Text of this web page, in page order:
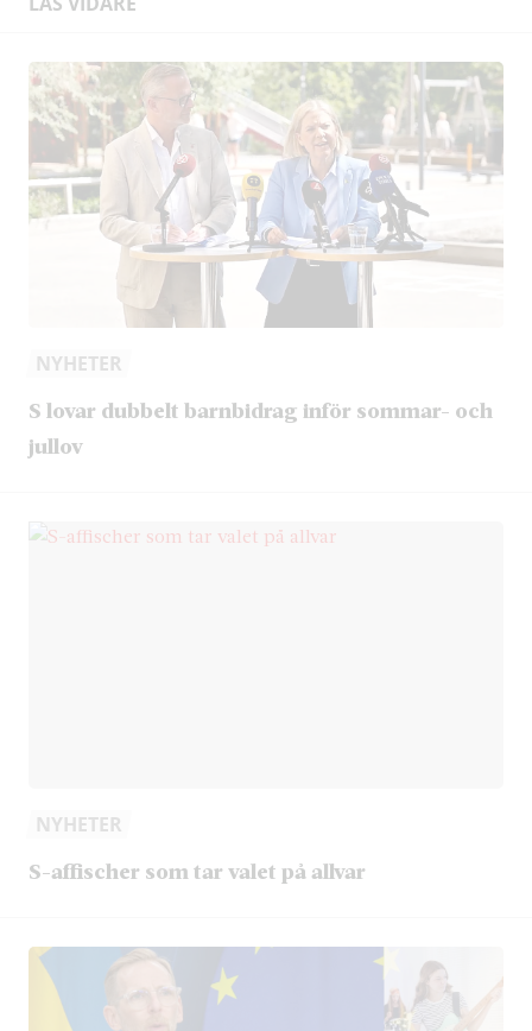
NYHETER
S lovar dubbelt barnbidrag inför sommar- och
jullov
NYHETER
S-affischer som tar valet på allvar